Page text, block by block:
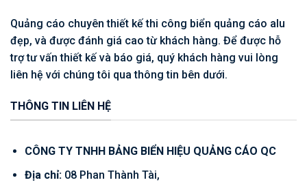
Quảng cáo chuyên thiết kế thi công biển quảng cáo alu
đẹp, và được đánh giá cao từ khách hàng. Để được hỗ
trợ tư vấn thiết kế và báo giá, quý khách hàng vui lòng
liên hệ với chúng tôi qua thông tin bên dưới.
THÔNG TIN LIÊN HỆ
CÔNG TY TNHH BẢNG BIỂN HIỆU QUẢNG CÁO QC
Địa chỉ: 08 Phan Thành Tài,